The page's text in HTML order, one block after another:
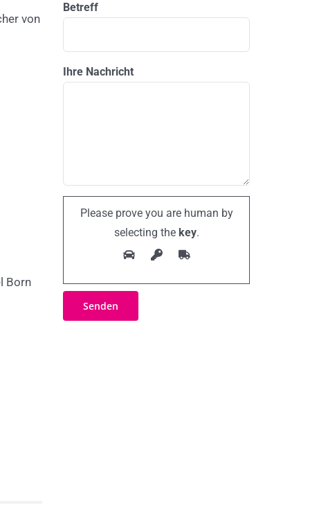
von
Born
Betreff
Ihre Nachricht
Please prove you are human by
selecting thekey.